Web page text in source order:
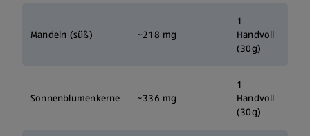
Mandeln (süß) ~218 mg
1
Handvoll
(30g)
Sonnenblumenkerne ~336 mg
1
Handvoll
(30g)